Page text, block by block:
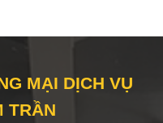
MẠI DỊCH VỤ
TRẦN